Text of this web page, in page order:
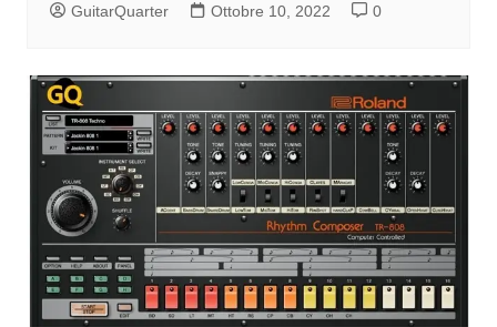
GuitarQuarter Ottobre 10, 2022 0